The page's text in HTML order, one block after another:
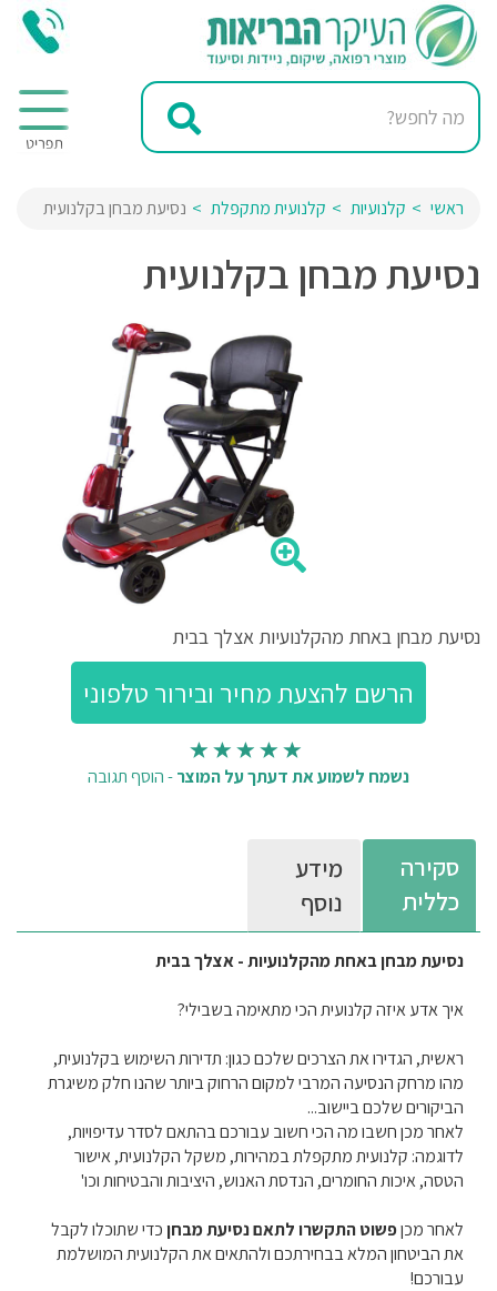
ראשי קלנועיות קלנועית מתקפלת נסיעת מבחן בקלנועית
נסיעת מבחן בקלנועית
נסיעת מבחן באחת מהקלנועיות אצלך בבית
נשמח לשמוע את דעתך על המוצר-הוסף תגובה
סקירה
כללית
מידע
נוסף
נסיעת מבחן באחת מהקלנועיות - אצלך בבית
איך אדע איזה קלנועית הכי מתאימה בשבילי?
ראשית, הגדירו את הצרכים שלכם כגון: תדירות השימוש בקלנועית,
מהו מרחק הנסיעה המרבי למקום הרחוק ביותר שהנו חלק משיגרת
הביקורים שלכם ביישוב...
לאחר מכן חשבו מה הכי חשוב עבורכם בהתאם לסדר עדיפויות,
לדוגמה: קלנועית מתקפלת במהירות, משקל הקלנועית, אישור
הטסה, איכות החומרים, הנדסת האנוש, היציבות והבטיחות וכו'
לאחר מכןפשוט התקשרו לתאם נסיעת מבחןכדי שתוכלו לקבל
את הביטחון המלא בבחירתכם ולהתאים את הקלנועית המושלמת
עבורכם!